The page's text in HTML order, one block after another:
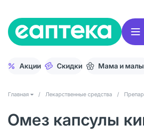
Акции Скидки Мама и
Главная / Лекарственные средства /
Омез капсулы